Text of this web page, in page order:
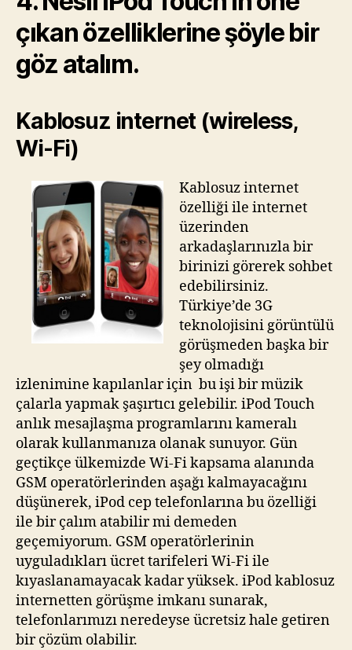
çıkan özelliklerine şöyle bir
göz atalım.
Kablosuz internet (wireless,
Wi-Fi)
Kablosuz internet
özelliği ile internet
üzerinden
arkadaşlarınızla bir
birinizi görerek sohbet
edebilirsiniz.
Türkiye’de 3G
teknolojisini görüntülü
görüşmeden başka bir
şey olmadığı
izlenimine kapılanlar için bu işi bir müzik
çalarla yapmak şaşırtıcı gelebilir. iPod Touch
anlık mesajlaşma programlarını kameralı
olarak kullanmanıza olanak sunuyor. Gün
geçtikçe ülkemizde Wi-Fi kapsama alanında
GSM operatörlerinden aşağı kalmayacağını
düşünerek, iPod cep telefonlarına bu özelliği
ile bir çalım atabilir mi demeden
geçemiyorum. GSM operatörlerinin
uyguladıkları ücret tarifeleri Wi-Fi ile
kıyaslanamayacak kadar yüksek. iPod kablosuz
internetten görüşme imkanı sunarak,
telefonlarımızı neredeyse ücretsiz hale getiren
bir çözüm olabilir.